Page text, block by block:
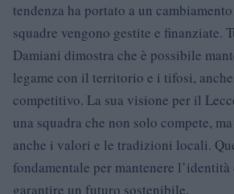
tendenza ha portato a un
squadre vengono gestite e finanziate.
Damiani dimostra che è possibile
legame con il territorio e i tifosi,
competitivo. La sua visione per il
una squadra che non solo compete,
anche i valori e le tradizioni locali.
fondamentale per mantenere
garantire un futuro sostenibile.